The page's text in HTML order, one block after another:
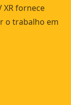
XR fornece
o trabalho em